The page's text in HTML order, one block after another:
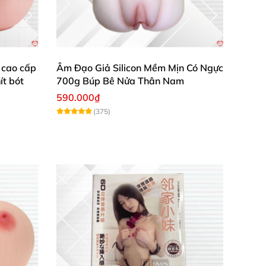
JAV Nhật Bản.
mô phỏng.
cấp
bót
Âm Đạo Giả Silicon Mềm Mịn Có Ngực
700g Búp Bê Nửa Thân Nam
590.000₫
(375)